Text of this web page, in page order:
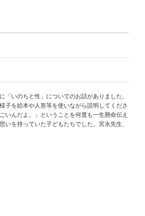
いのちと性」についてのお話がありました。
子を絵本や人形等を使いながら説明してくださ
いんだよ。」ということを何度も一生懸命伝え
を持っていた子どもたちでした。宮永先生、